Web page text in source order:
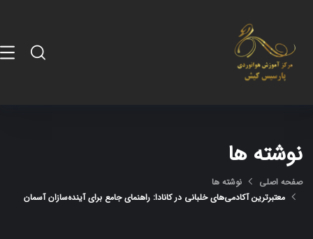
نوشته ها
صفحه اصلی
نوشته ها
معتبرترین آکادمی‌های خلبانی در کانادا: راهنمای جامع برای آینده‌سازان آسمان